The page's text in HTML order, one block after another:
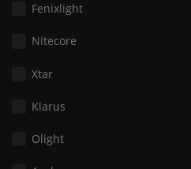
Fenixlight
Nitecore
Xtar
Klarus
Olight